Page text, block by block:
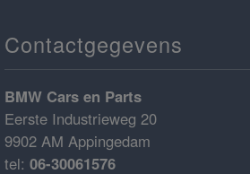
Contactgegevens
BMW Cars en Parts
Eerste Industrieweg 20
9902 AM Appingedam
tel: 06-30061576